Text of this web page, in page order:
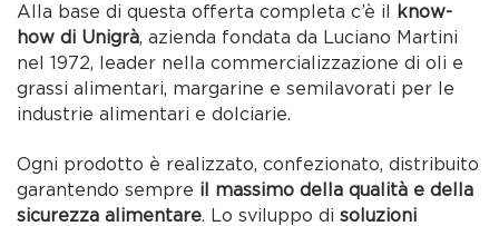
Alla base di questa offerta completa c’è il know-
how di Unigrà, azienda fondata da Luciano Martini
nel 1972, leader nella commercializzazione di oli e
grassi alimentari, margarine e semilavorati per le
industrie alimentari e dolciarie.
Ogni prodotto è realizzato, confezionato, distribuito
garantendo sempre il massimo della qualità e della
sicurezza alimentare. Lo sviluppo disoluzioni